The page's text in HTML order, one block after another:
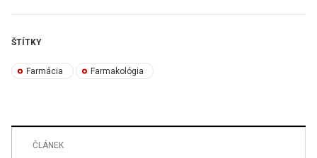
ŠTÍTKY
Farmácia Farmakológia
ČLÁNEK